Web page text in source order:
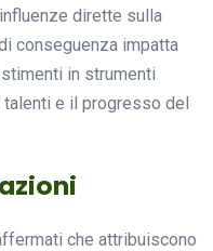
dirette sulla
conseguenza impatta
in strumenti
e il progresso del
che attribuiscono